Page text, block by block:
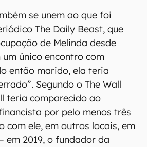
se unem ao que foi
The Daily Beast, que
de Melinda desde
um único encontro com
então marido, ela teria
Segundo o The Wall
teria comparecido ao
por pelo menos três
com ele, em outros locais, em
em 2019, o fundador da